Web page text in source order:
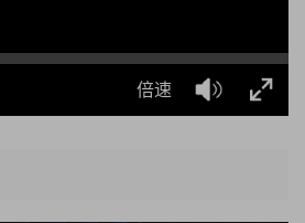
倍速